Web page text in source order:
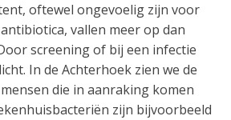
oftewel ongevoelig zijn voor
vallen meer op dan
screening of bij een infectie
In de Achterhoek zien we de
die in aanraking komen
zijn bijvoorbeeld